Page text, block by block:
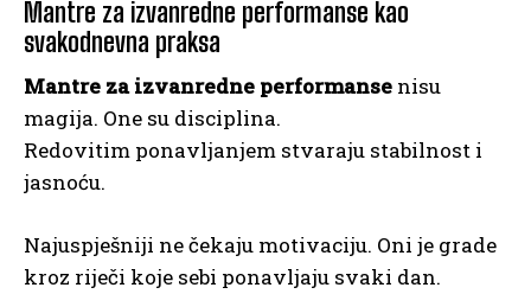
Mantre za izvanredne performanse kao
svakodnevna praksa
Mantre za izvanredne performanse nisu
magija. One su disciplina.
Redovitim ponavljanjem stvaraju stabilnost i
jasnoću.
Najuspješniji ne čekaju motivaciju. Oni je grade
kroz riječi koje sebi ponavljaju svaki dan.